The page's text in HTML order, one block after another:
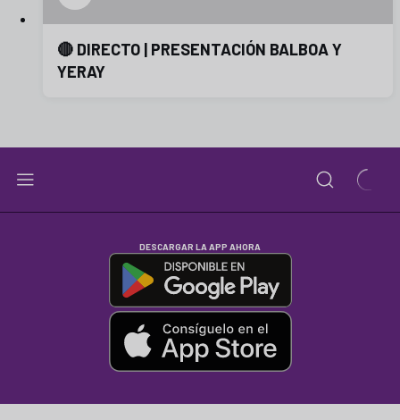
🔴 DIRECTO | PRESENTACIÓN BALBOA Y
YERAY
DESCARGAR LA APP AHORA